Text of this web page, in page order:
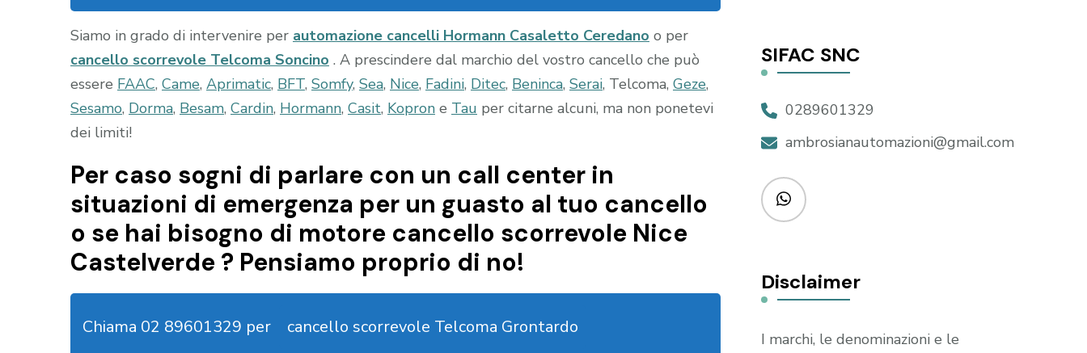
Siamo in grado di intervenire per automazione cancelli Hormann Casaletto Ceredano o per
cancello scorrevole Telcoma Soncino . A prescindere dal marchio del vostro cancello che può
essere FAAC, Came, Aprimatic, BFT, Somfy, Sea, Nice, Fadini, Ditec, Beninca, Serai, Telcoma, Geze,
Sesamo, Dorma, Besam, Cardin, Hormann, Casit, Kopron e Tau per citarne alcuni, ma non ponetevi
dei limiti!
Per caso sogni di parlare con un call center in
situazioni di emergenza per un guasto al tuo cancello
o se hai bisogno di motore cancello scorrevole Nice
Castelverde ? Pensiamo proprio di no!
Chiama 02 89601329 per cancello scorrevole Telcoma Grontardo
SIFAC SNC
0289601329
ambrosianautomazioni@gmail.com
Disclaimer
I marchi, le denominazioni e le